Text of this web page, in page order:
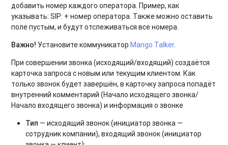
добавить номер каждого оператора. Пример, как
указывать: SIP: + номер оператора. Также можно оставить
поле пустым, и будут отслеживаться все номера.
Важно! Установите коммуникаторMango Talker.
При совершении звонка (исходящий/входящий) создаётся
карточка запроса с новым или текущим клиентом. Как
только звонок будет завершён, в карточку запроса попадёт
внутренний комментарий (Начало исходящего звонка/
Начало входящего звонка) и информация о звонке
Тип — исходящий звонок (инициатор звонка —
сотрудник компании), входящий звонок (инициатор